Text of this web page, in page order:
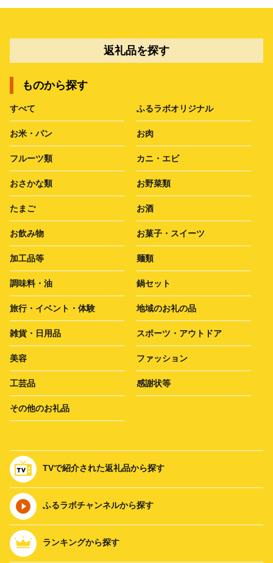
返礼品を探す
ものから探す
すべて ふるラボオリジナル
お米・パン お肉
フルーツ類 カニ・エビ
おさかな類 お野菜類
たまご お酒
お飲み物 お菓子・スイーツ
加工品等 麺類
調味料・油 鍋セット
旅行・イベント・体験 地域のお礼の品
雑貨・日用品 スポーツ・アウトドア
美容 ファッション
工芸品 感謝状等
その他のお礼品
TVで紹介された返礼品から探す
ふるラボチャンネルから探す
ランキングから探す